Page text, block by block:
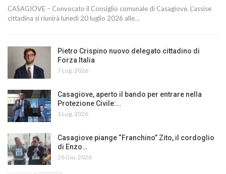
CASAGIOVE – Convocato il Consiglio comunale di Casagiove. L'assise
cittadina si riunirà lunedì 20 luglio 2026 alle…
Pietro Crispino nuovo delegato cittadino di
Forza Italia
7 Lug, 2026
Casagiove, aperto il bando per entrare nella
Protezione Civile:…
1 Lug, 2026
Casagiove piange “Franchino” Zito, il cordoglio
di Enzo…
26 Giu, 2026